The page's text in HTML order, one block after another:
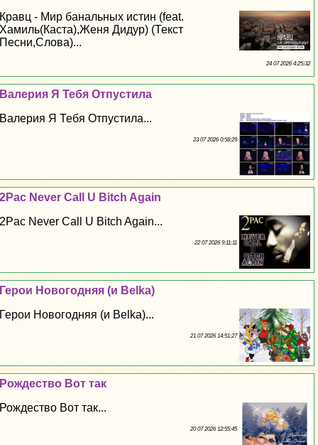
Кравц - Мир бaнaльных истин (feat.
Хамиль(Каста),Женя Дидур) (Текст
Песни,Слова)...
24 07 2026 4:25:32
Валерия Я Тебя Отпустила
Валерия Я Тебя Отпустила...
23 07 2026 0:58:29
2Pac Never Call U Bitch Again
2Pac Never Call U Bitch Again...
22 07 2026 9:11:11
Герои Новогодняя (и Belka)
Герои Новогодняя (и Belka)...
21 07 2026 14:51:27
Рождество Вот так
Рождество Вот так...
20 07 2026 12:55:45